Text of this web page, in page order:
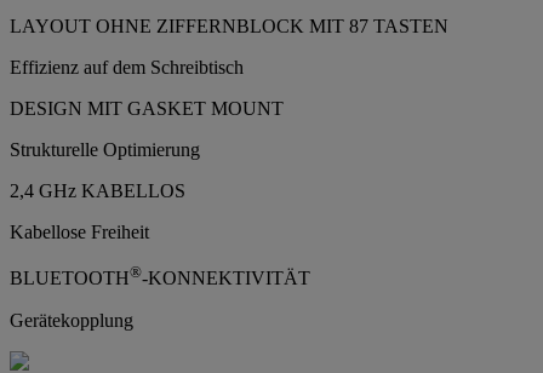
LAYOUT OHNE ZIFFERNBLOCK MIT 87 TASTEN
Effizienz auf dem Schreibtisch
DESIGN MIT GASKET MOUNT
Strukturelle Optimierung
2,4 GHz KABELLOS
Kabellose Freiheit
BLUETOOTH®-KONNEKTIVITÄT
Gerätekopplung